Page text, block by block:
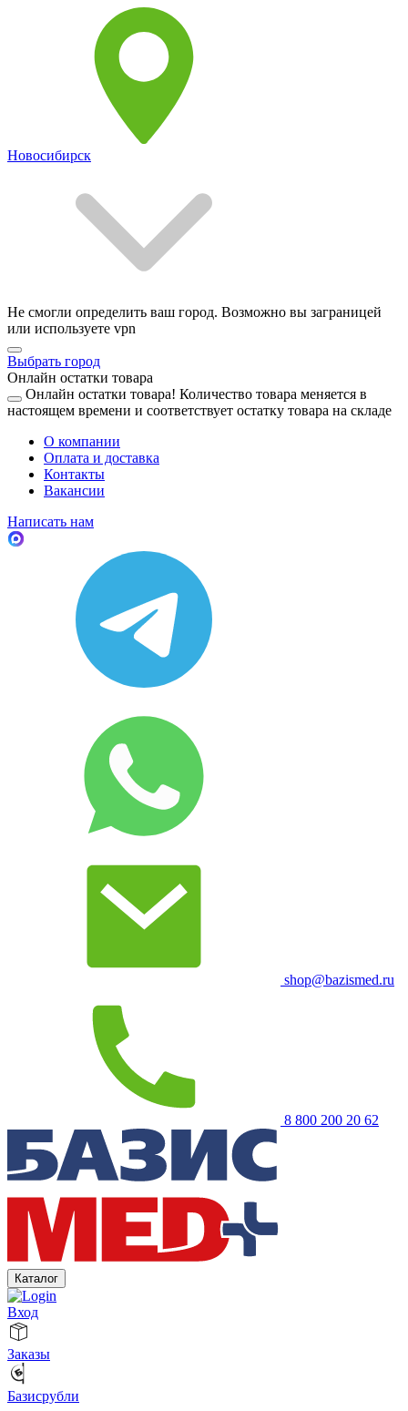
Новосибирск
Не смогли определить ваш город. Возможно вы заграницей
или используете vpn
Выбрать город
Онлайн остатки товара
Онлайн остатки товара! Количество товара меняется в
настоящем времени и соответствует остатку товара на складе
О компании
Оплата и доставка
Контакты
Вакансии
Написать нам
shop@bazismed.ru
8 800 200 20 62
Каталог
Вход
Заказы
Базисрубли